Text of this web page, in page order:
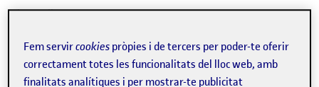
l'estudiant.
Bañeres ha dut a terme aquesta recerca, que s'ha
impulsat des de l'eLearn Center, el centre d'innovació,
Fem servircookies pròpies i de tercers per poder-te oferir
correctament totes les funcionalitats del lloc web, amb
finalitats analítiques i per mostrar-te publicitat